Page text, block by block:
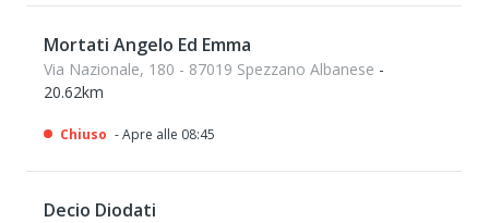
Mortati Angelo Ed Emma
Via Nazionale, 180 - 87019 Spezzano Albanese -
20.62km
Chiuso - Apre alle 08:45
Decio Diodati